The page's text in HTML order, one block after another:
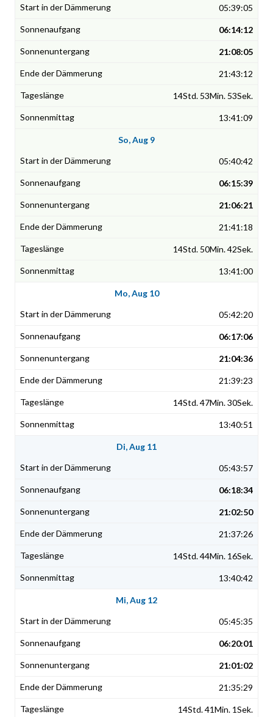
05:39:05
06:14:12
21:08:05
21:43:12
14Std. 53Min. 53Sek.
13:41:09
So, Aug 9
05:40:42
06:15:39
21:06:21
21:41:18
14Std. 50Min. 42Sek.
13:41:00
Mo, Aug 10
05:42:20
06:17:06
21:04:36
21:39:23
14Std. 47Min. 30Sek.
13:40:51
Di, Aug 11
05:43:57
06:18:34
21:02:50
21:37:26
14Std. 44Min. 16Sek.
13:40:42
Mi, Aug 12
05:45:35
06:20:01
21:01:02
21:35:29
14Std. 41Min. 1Sek.